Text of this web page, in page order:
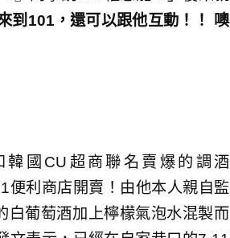
到101，還可以跟他互動！！ 噢
國CU超商聯名賣爆的調酒
便利商店開賣！由他本人親自監
白葡萄酒加上檸檬氣泡水混製而